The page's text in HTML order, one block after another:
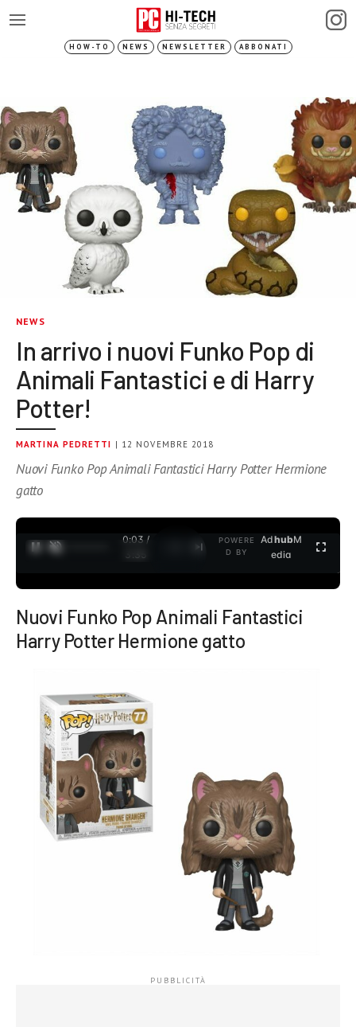
HOW-TO NEWS NEWSLETTER ABBONATI
NEWS
In arrivo i nuovi Funko Pop di
Animali Fantastici e di Harry
Potter!
MARTINA PEDRETTI | 12 NOVEMBRE 2018
Nuovi Funko Pop Animali Fantastici Harry Potter Hermione
gatto
0:03 /
3:35
POWERE
D BY
AdhubM
edia
Nuovi Funko Pop Animali Fantastici
Harry Potter Hermione gatto